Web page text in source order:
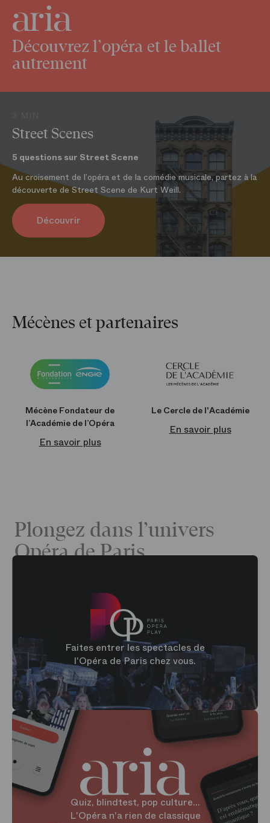
mode, des bijoux et objets décoratifs, ainsi que le miel de l’Opéra.
En ligne
Sur boutique.operadeparis.fr
Découvrez l’opéra et le ballet
autrement
Street Scenes
5 questions sur Street Scene
Au croisement de l’opéra et de la comédie musicale, partez à la
découverte de Street Scene de Kurt Weill.
Découvrir
Mécènes et partenaires
Mécène Fondateur de
l’Académie de l’Opéra
En savoir plus
Le Cercle de l'Académie
En savoir plus
Plongez dans l’univers
Opéra de Paris
Faites entrer les spectacles de
l'Opéra de Paris chez vous.
Quiz, blindtest, pop culture...
L'Opéra n'a rien de classique